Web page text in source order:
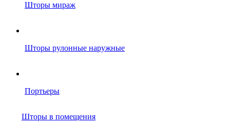
Шторы мираж
Шторы рулонные наружные
Портьеры
Шторы в помещения